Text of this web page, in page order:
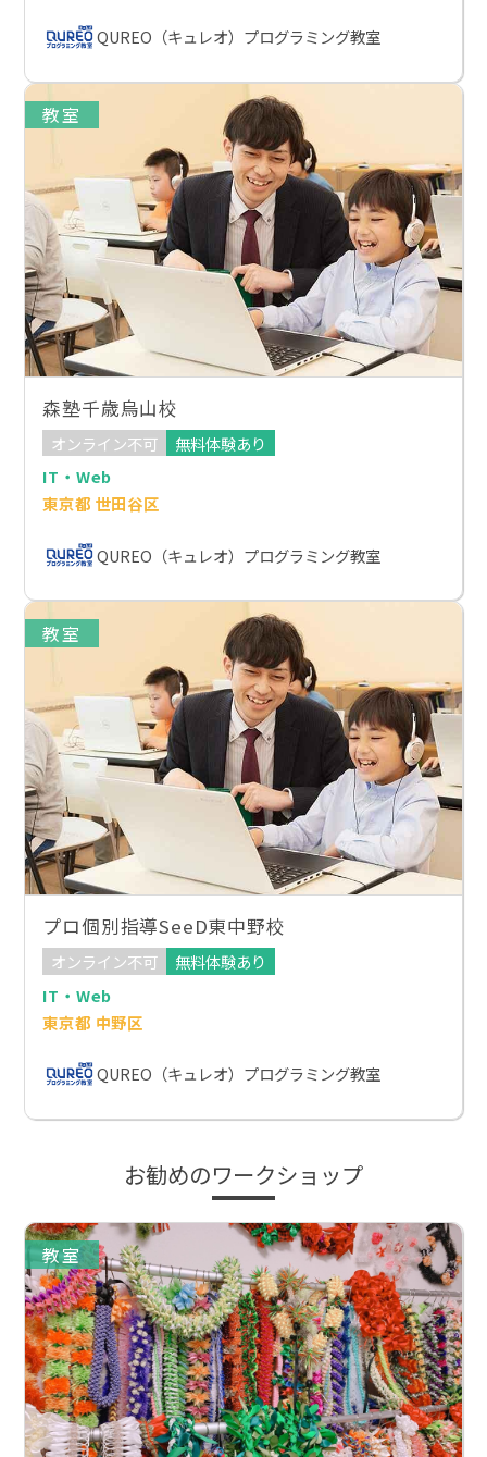
QUREO（キュレオ）プログラミング教室
教室
森塾千歳烏山校
オンライン不可
無料体験あり
IT・Web
東京都 世田谷区
QUREO（キュレオ）プログラミング教室
教室
プロ個別指導SeeD東中野校
オンライン不可
無料体験あり
IT・Web
東京都 中野区
QUREO（キュレオ）プログラミング教室
お勧めのワークショップ
教室